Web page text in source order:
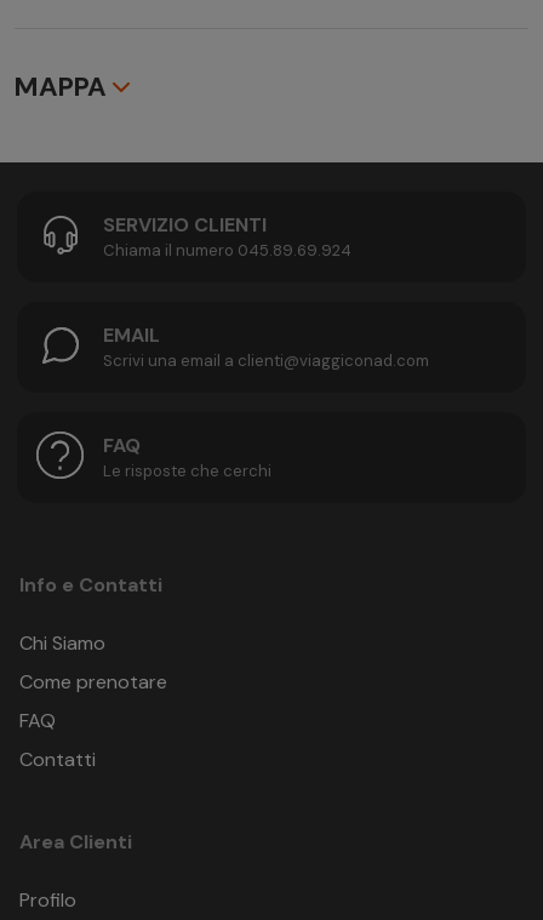
MAPPA
SOGGIORNO A TOKYO
SERVIZIO CLIENTI
Chiama il numero 045.89.69.924
EMAIL
Scrivi una email a clienti@viaggiconad.com
FAQ
Le risposte che cerchi
Info e Contatti
Chi Siamo
Come prenotare
FAQ
Contatti
Area Clienti
Profilo